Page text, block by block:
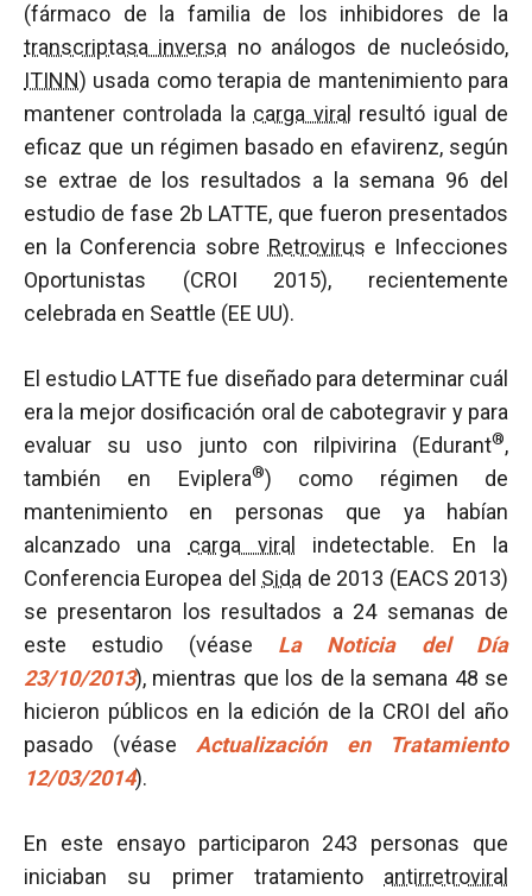
(fármaco de la familia de los inhibidores de la
transcriptasa inversa no análogos de nucleósido,
ITINN) usada como terapia de mantenimiento para
mantener controlada la carga viral resultó igual de
eficaz que un régimen basado en efavirenz, según
se extrae de los resultados a la semana 96 del
estudio de fase 2b LATTE, que fueron presentados
en la Conferencia sobre Retrovirus e Infecciones
Oportunistas (CROI 2015), recientemente
celebrada en Seattle (EE UU).
El estudio LATTE fue diseñado para determinar cuál
era la mejor dosificación oral de cabotegravir y para
evaluar su uso junto con rilpivirina (Edurant®,
también en Eviplera®) como régimen de
mantenimiento en personas que ya habían
alcanzado una carga viral
indetectable. En la
Conferencia Europea del Sida de 2013 (EACS 2013)
se presentaron los resultados a 24 semanas de
este estudio (véase La Noticia del Día
23/10/2013), mientras que los de la semana 48 se
hicieron públicos en la edición de la CROI del año
pasado (véase Actualización en Tratamiento
12/03/2014).
En este ensayo participaron 243 personas que
iniciaban su primer tratamiento antirretroviral